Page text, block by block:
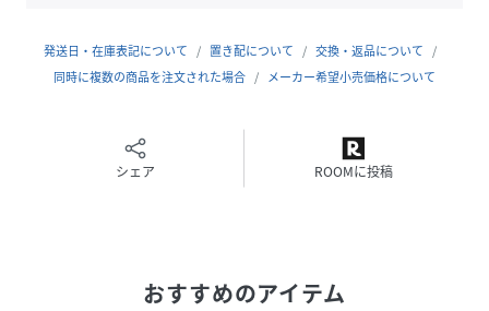
※その他お取り扱いに関しましては、商品に付属のアテンシ
ョンタグをご覧ください。
※商品画像は、光の当たり具合やパソコンなどの閲覧環境に
▼お気に入り登録のおすすめ▼
発送日・在庫表記について 置き配について
交換・返品について
同時に複数の商品を注文された場合
メーカー希望小売価格について
シェア ROOMに投稿
おすすめのアイテム